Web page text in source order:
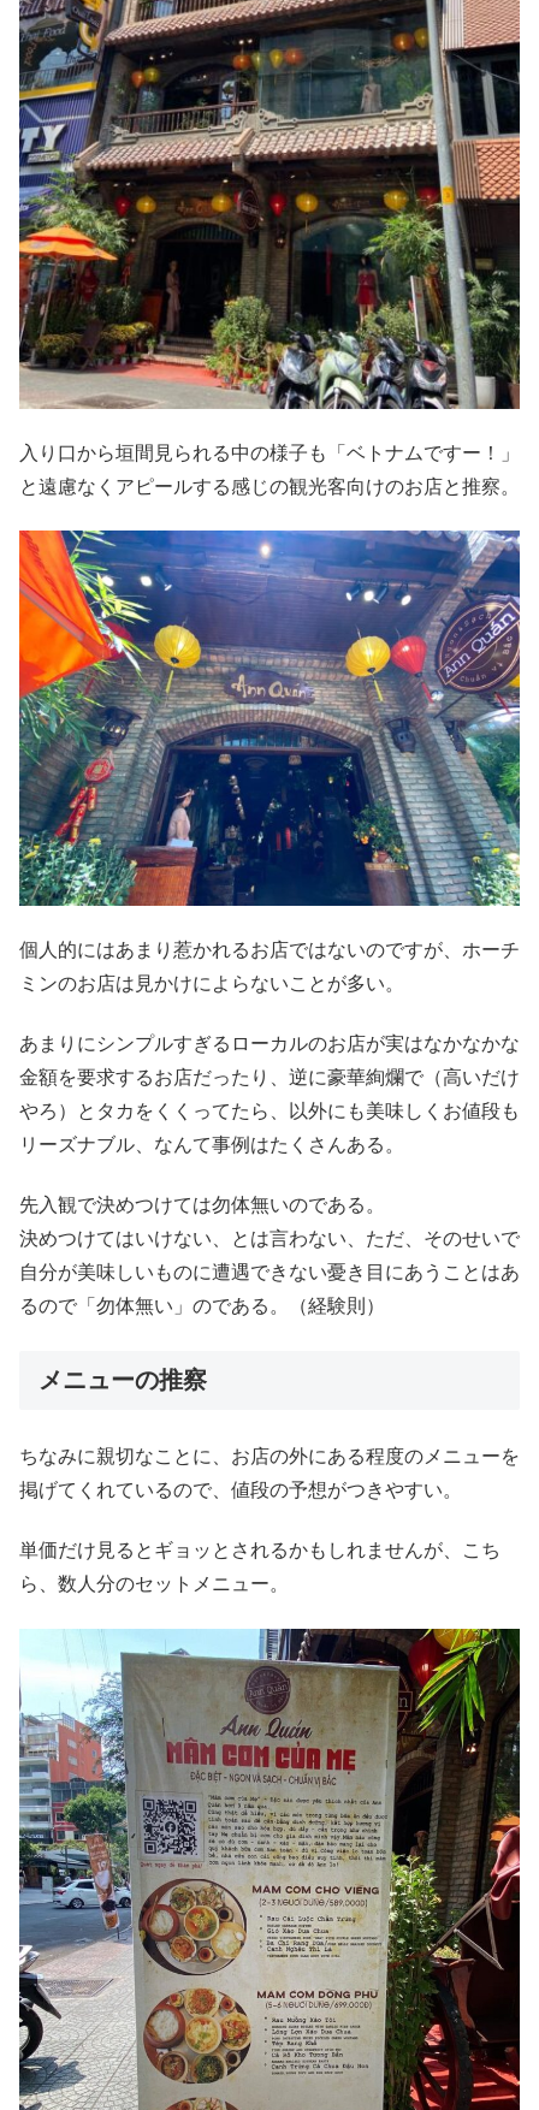
入り口から垣間見られる中の様子も「ベトナムですー！」
と遠慮なくアピールする感じの観光客向けのお店と推察。
個人的にはあまり惹かれるお店ではないのですが、ホーチ
ミンのお店は見かけによらないことが多い。
あまりにシンプルすぎるローカルのお店が実はなかなかな
金額を要求するお店だったり、逆に豪華絢爛で（高いだけ
やろ）とタカをくくってたら、以外にも美味しくお値段も
リーズナブル、なんて事例はたくさんある。
先入観で決めつけては勿体無いのである。
決めつけてはいけない、とは言わない、ただ、そのせいで
自分が美味しいものに遭遇できない憂き目にあうことはあ
るので「勿体無い」のである。（経験則）
メニューの推察
ちなみに親切なことに、お店の外にある程度のメニューを
掲げてくれているので、値段の予想がつきやすい。
単価だけ見るとギョッとされるかもしれませんが、こち
ら、数人分のセットメニュー。